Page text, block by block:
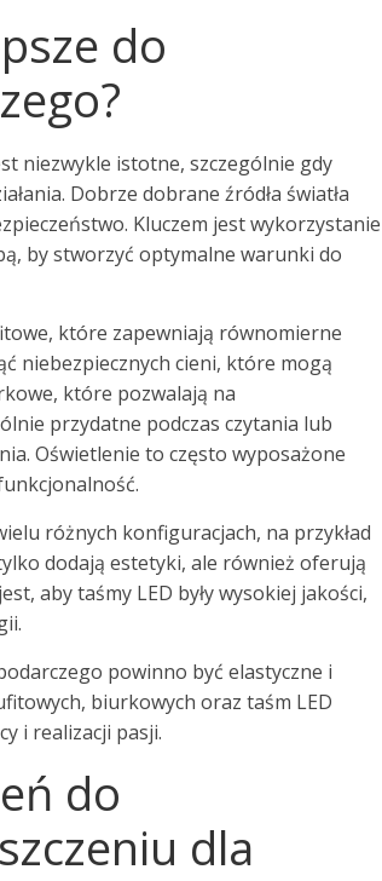
do
niezwykle istotne, szczególnie gdy
Dobrze dobrane źródła światła
Kluczem jest wykorzystanie
by stworzyć optymalne warunki do
które zapewniają równomierne
niebezpiecznych cieni, które mogą
które pozwalają na
przydatne podczas czytania lub
Oświetlenie to często wyposażone
różnych konfiguracjach, na przykład
dodają estetyki, ale również oferują
aby taśmy LED były wysokiej jakości,
powinno być elastyczne i
biurkowych oraz taśm LED
i realizacji pasji.
do
dla